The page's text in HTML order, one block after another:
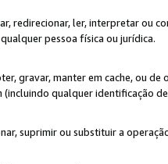
redirecionar, ler, interpretar
pessoa física ou jurídica.
gravar, manter em cache, ou
qualquer identificação
suprimir ou substituir a